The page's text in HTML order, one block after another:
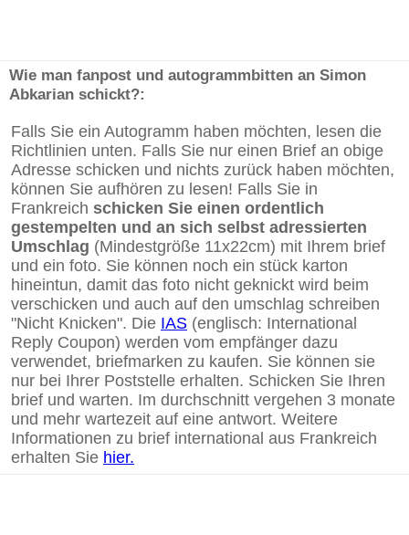
Wie man fanpost und autogrammbitten an Simon
Abkarian schickt?:
Falls Sie ein Autogramm haben möchten, lesen die
Richtlinien unten. Falls Sie nur einen Brief an obige
Adresse schicken und nichts zurück haben möchten,
können Sie aufhören zu lesen! Falls Sie in
Frankreich schicken Sie einen ordentlich
gestempelten und an sich selbst adressierten
Umschlag (Mindestgröße 11x22cm) mit Ihrem brief
und ein foto. Sie können noch ein stück karton
hineintun, damit das foto nicht geknickt wird beim
verschicken und auch auf den umschlag schreiben
"Nicht Knicken". Die IAS (englisch: International
Reply Coupon) werden vom empfänger dazu
verwendet, briefmarken zu kaufen. Sie können sie
nur bei Ihrer Poststelle erhalten. Schicken Sie Ihren
brief und warten. Im durchschnitt vergehen 3 monate
und mehr wartezeit auf eine antwort. Weitere
Informationen zu brief international aus Frankreich
erhalten Sie hier.